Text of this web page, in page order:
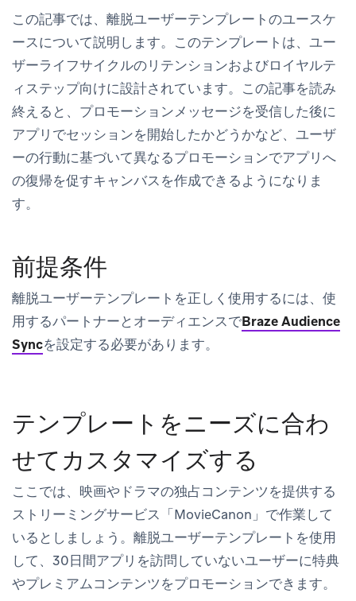
この記事では、 離脱ユーザーテンプレートのユースケ
ースについて説明します。このテンプレートは、ユー
ザーライフサイクルのリテンションおよびロイヤルテ
ィステップ向けに設計されています。この記事を読み
終えると、プロモーションメッセージを受信した後に
アプリでセッションを開始したかどうかなど、ユーザ
ーの行動に基づいて異なるプロモーションでアプリへ
の復帰を促すキャンバスを作成できるようになりま
す。
前提条件
離脱ユーザーテンプレートを正しく使用するには、使
用するパートナーとオーディエンスでBraze Audience
Syncを設定する必要があります。
テンプレートをニーズに合わ
せてカスタマイズする
ここでは、映画やドラマの独占コンテンツを提供する
ストリーミングサービス「MovieCanon」で作業して
いるとしましょう。離脱ユーザーテンプレートを使用
して、30日間アプリを訪問していないユーザーに特典
やプレミアムコンテンツをプロモーションできます。